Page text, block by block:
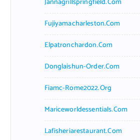
Fujiyamacharleston.com
Elpatronchardon.com
Donglaishun-Order.com
Fiamc-Rome2022.org
Mariceworldessentials.com
Lafisheriarestaurant.com